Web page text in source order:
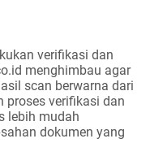
verifikasi dan
menghimbau agar
scan berwarna dari
proses verifikasi dan
lebih mudah
dokumen yang